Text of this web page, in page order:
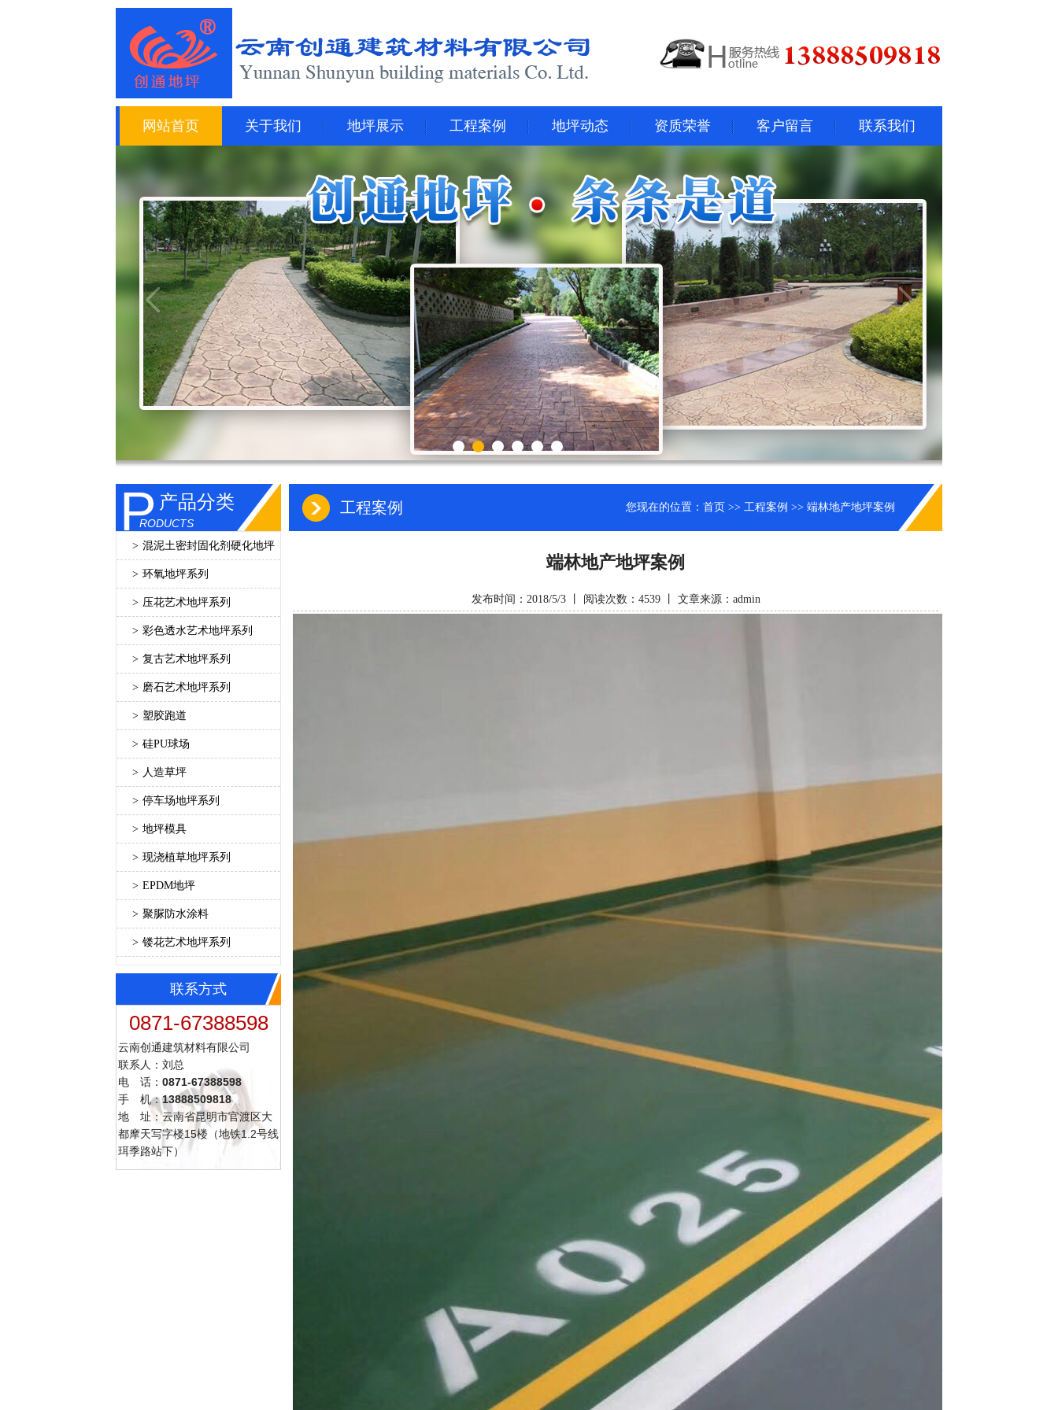
网站首页 关于我们 地坪展示 工程案例 地坪动态 资质荣誉 客户留言 联系我们
P产品分类
RODUCTS
> 混泥土密封固化剂硬化地坪
> 环氧地坪系列
> 压花艺术地坪系列
> 彩色透水艺术地坪系列
> 复古艺术地坪系列
> 磨石艺术地坪系列
> 塑胶跑道
> 硅PU球场
> 人造草坪
> 停车场地坪系列
> 地坪模具
> 现浇植草地坪系列
> EPDM地坪
> 聚脲防水涂料
> 镂花艺术地坪系列
联系方式
0871-67388598
云南创通建筑材料有限公司
联系人：刘总
电 话： 0871-67388598
手 机：13888509818
地 址：云南省昆明市官渡区大
都摩天写字楼15楼（地铁1.2号线
珥季路站下）
您现在的位置： 首页 >> 工程案例 >> 端林地产地坪案例
工程案例
端林地产地坪案例
发布时间：2018/5/3 丨 阅读次数：4539 丨 文章来源：admin